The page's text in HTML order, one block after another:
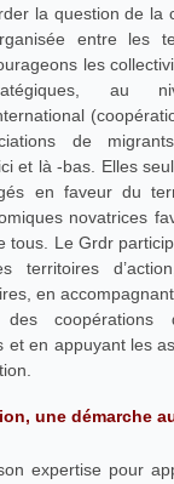
la question de la
entre les
les
au
de
et là -bas. Elles
en faveur du
novatrices
tous. Le Grdr
territoires
en
coopérations
et en appuyant les
une démarche
expertise pour